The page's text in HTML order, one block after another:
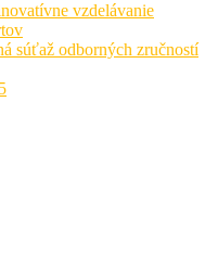
vzdelávanie
súťaž odborných zručností